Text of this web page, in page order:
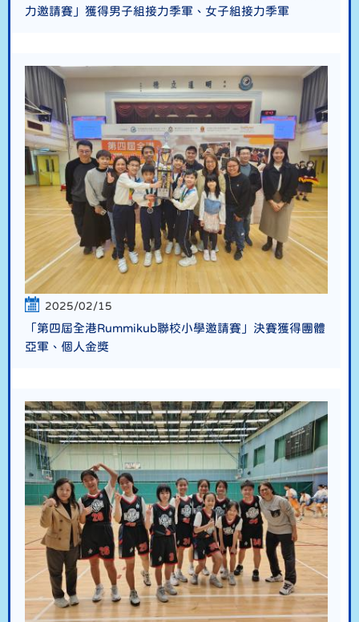
力邀請賽」獲得男子組接力季軍、女子組接力季軍
2025/02/15
「第四屆全港Rummikub聯校小學邀請賽」決賽獲得團體
亞軍、個人金獎